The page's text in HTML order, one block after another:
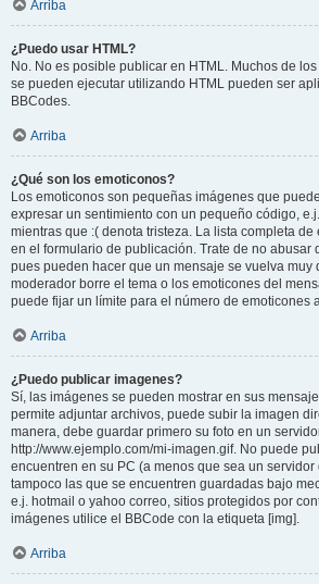
Arriba
¿Puedo usar HTML?
No. No es posible publicar en HTML. Muchos de
se pueden ejecutar utilizando HTML pueden ser
BBCodes.
Arriba
¿Qué son los emoticonos?
Los emoticonos son pequeñas imágenes que
expresar un sentimiento con un pequeño código,
mientras que :( denota tristeza. La lista completa
en el formulario de publicación. Trate de no abusar
pues pueden hacer que un mensaje se vuelva muy
moderador borre el tema o los emoticones del
puede fijar un límite para el número de emoticones
Arriba
¿Puedo publicar imagenes?
Sí, las imágenes se pueden mostrar en sus
permite adjuntar archivos, puede subir la imagen
manera, debe guardar primero su foto en un
http://www.ejemplo.com/mi-imagen.gif. No puede
encuentren en su PC (a menos que sea un
tampoco las que se encuentren guardadas bajo
e.j. hotmail o yahoo correo, sitios protegidos por
imágenes utilice el BBCode con la etiqueta [img].
Arriba